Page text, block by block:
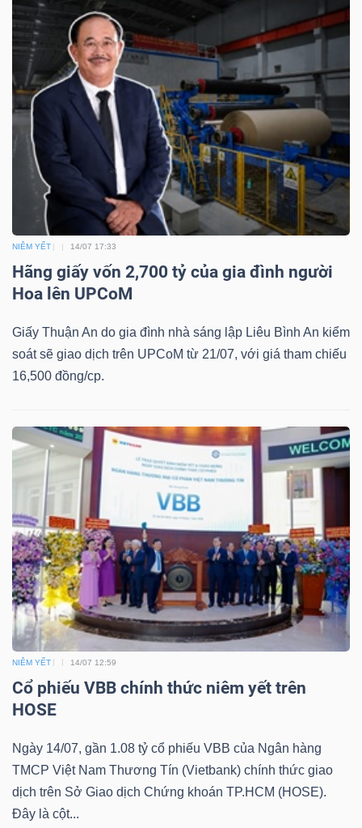
NIÊM YẾT 14/07 17:33
Hãng giấy vốn 2,700 tỷ của gia đình người
Hoa lên UPCoM
Giấy Thuận An do gia đình nhà sáng lập Liêu Bình An kiểm
soát sẽ giao dịch trên UPCoM từ 21/07, với giá tham chiếu
16,500 đồng/cp.
NIÊM YẾT 14/07 12:59
Cổ phiếu VBB chính thức niêm yết trên
HOSE
Ngày 14/07, gần 1.08 tỷ cổ phiếu VBB của Ngân hàng
TMCP Việt Nam Thương Tín (Vietbank) chính thức giao
dịch trên Sở Giao dịch Chứng khoán TP.HCM (HOSE).
Đây là cột...
Sách
tài
chính
Công
đầu
tư
Truyền
chính
Dữ
liệu
tài
chính